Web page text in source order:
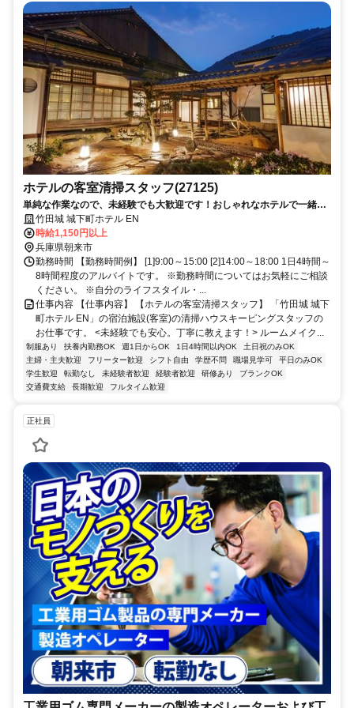
ホテルの客室清掃スタッフ(27125)
単純な作業なので、未経験でも大歓迎です！おしゃれなホテルで一緒に
働きませんか？
竹田城 城下町ホテル EN
時給1,150円以上
兵庫県朝来市
勤務時間 【勤務時間例】 [1]9:00～15:00 [2]14:00～18:00 1日4時間～
8時間程度のアルバイトです。 ※勤務時間についてはお気軽にご相談
ください。 ※自分のライフスタイル・...
仕事内容 【仕事内容】 【ホテルの客室清掃スタッフ】 「竹田城 城下
町ホテル EN」の宿泊施設(客室)の清掃ハウスキーピングスタッフの
お仕事です。 <未経験でも安心。丁寧に教えます！> ルームメイク...
制服あり 扶養内勤務OK 週1日からOK 1日4時間以内OK
土日祝のみOK
主婦・主夫歓迎
フリーター歓迎 シフト自由 学歴不問 職場見学可
平日のみOK
学生歓迎
転勤なし 未経験者歓迎 経験者歓迎 研修あり
ブランクOK
交通費支給
長期歓迎 フルタイム歓迎
正社員